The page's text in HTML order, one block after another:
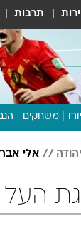
תרבות
משחקים
אלי
07 כדורגל